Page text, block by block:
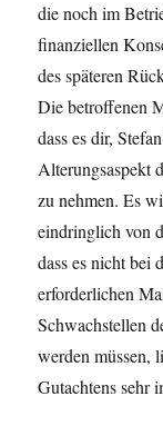
die noch im
finanziellen
des späteren
Die betroffenen
dass es dir,
Alterungsaspekt
zu nehmen. Es
eindringlich von
dass es nicht bei
erforderlichen
Schwachstellen
werden müssen,
Gutachtens sehr